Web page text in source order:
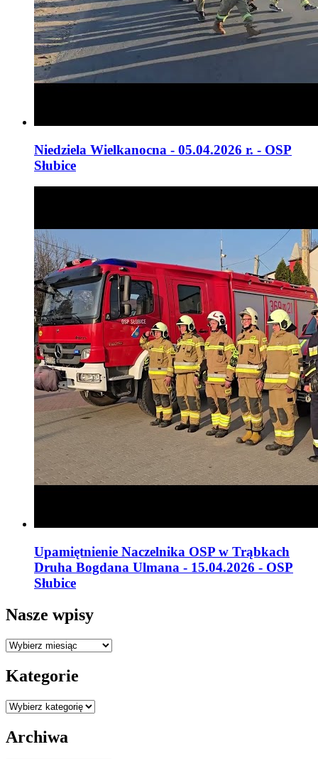
Niedziela Wielkanocna - 05.04.2026 r. - OSP
Słubice
Upamiętnienie Naczelnika OSP w Trąbkach
Druha Bogdana Ulmana - 15.04.2026 - OSP
Słubice
Nasze wpisy
Nasze
Kategorie
Kategorie
Archiwa